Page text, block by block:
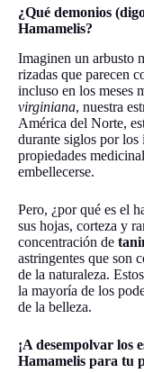
¿Qué demonios
Hamamelis?
Imaginen un arbusto
rizadas que parecen
incluso en los meses
virginiana, nuestra
América del Norte,
durante siglos por los
propiedades
embellecerse.
Pero, ¿por qué es el
sus hojas, corteza y
concentración de
astringentes que son
de la naturaleza.
la mayoría de los
de la belleza.
¡A desempolvar los
Hamamelis para tu